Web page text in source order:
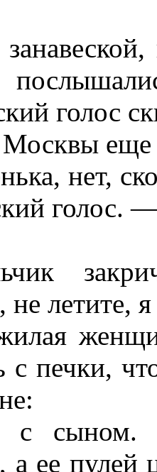
голос
еще
нет,
голос.
летите,
с печки,
с сыном.
а ее пулей